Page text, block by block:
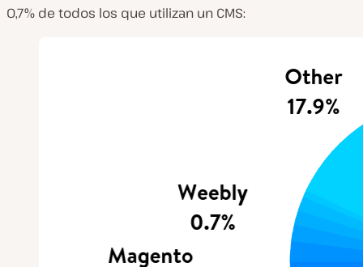
0,7% de todos los que utilizan un CMS: